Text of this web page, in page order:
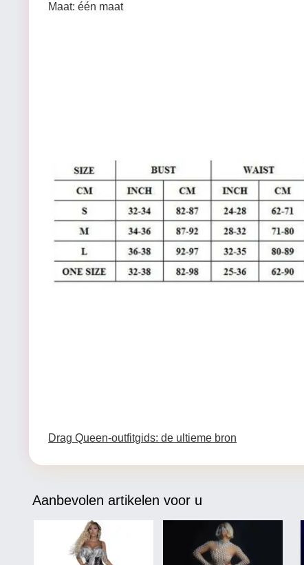
Maat: één maat
Drag Queen-outfitgids: de ultieme bron
Aanbevolen artikelen voor u